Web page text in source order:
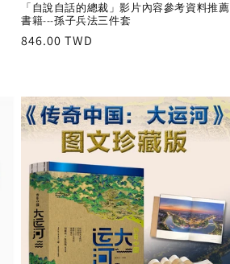
「自說自話的總裁」影片內容參考資料推薦
書籍---孫子兵法三件套
Regular
846.00 TWD